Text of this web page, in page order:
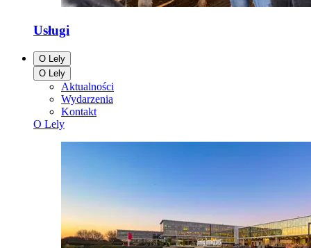
Usługi
O Lely
O Lely
Aktualności
Wydarzenia
Kontakt
O Lely